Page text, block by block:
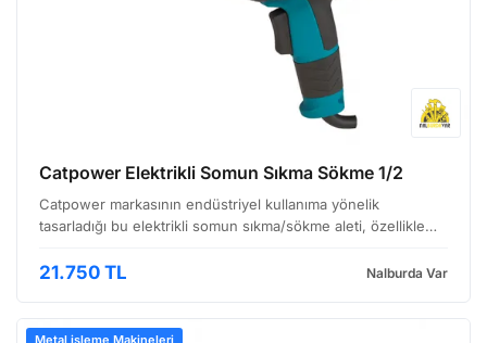
Catpower Elektrikli Somun Sıkma Sökme 1/2
Catpower markasının endüstriyel kullanıma yönelik
tasarladığı bu elektrikli somun sıkma/sökme aleti, özellikle
atölyeleri gibi ortamlarda büyük kolaylık sağlay…
21.750 TL Nalburda Var
Metal işleme Makineleri